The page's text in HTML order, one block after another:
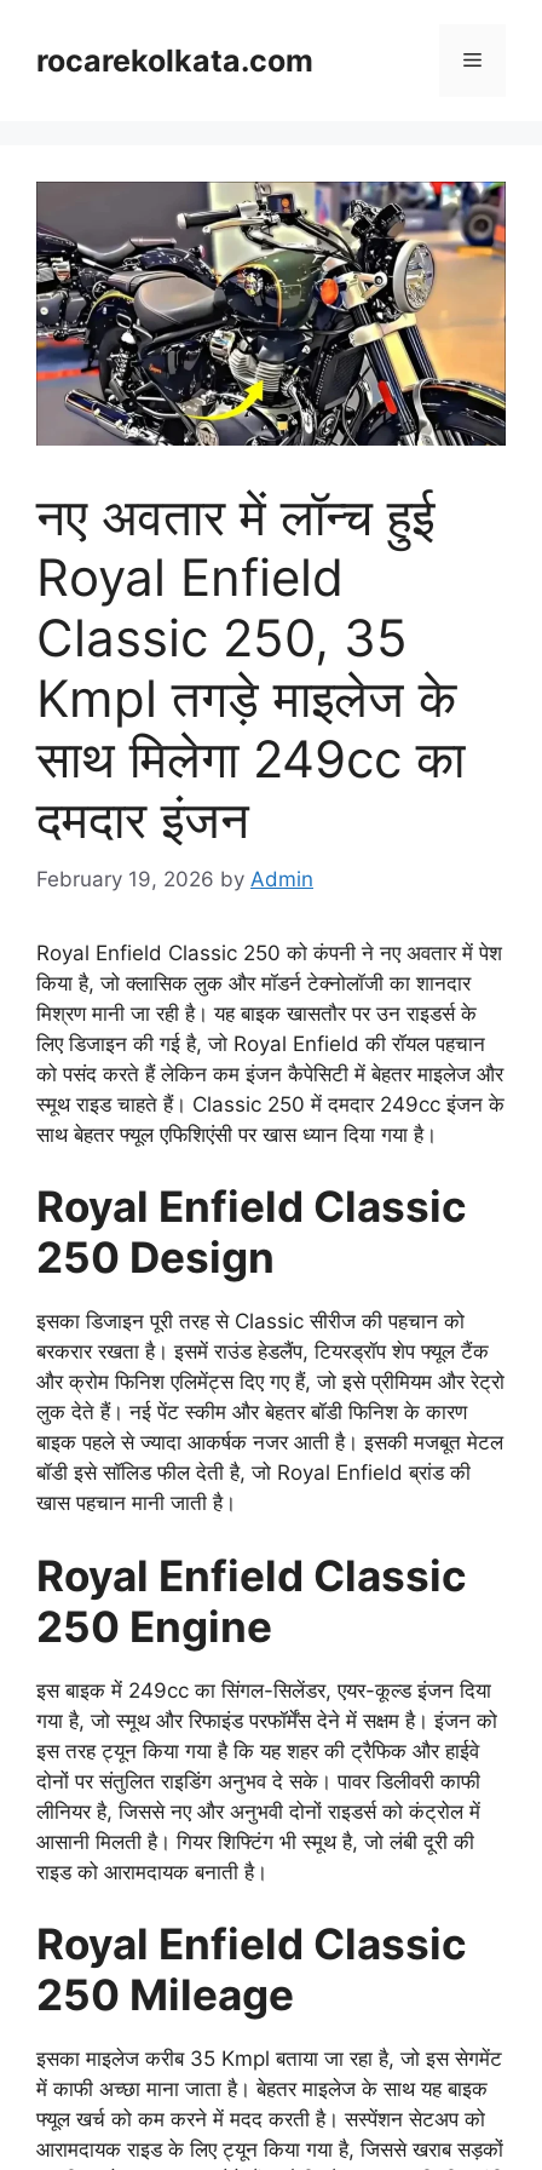
contentrocarekolkata.com Menu
नए अवतार में लॉन्च हुई
Royal Enfield
Classic 250, 35
Kmpl तगड़े माइलेज के
साथ मिलेगा 249cc का
दमदार इंजन
February 19, 2026 by Admin
Royal Enfield Classic 250 को कंपनी ने नए अवतार में पेश
किया है, जो क्लासिक लुक और मॉडर्न टेक्नोलॉजी का शानदार
मिश्रण मानी जा रही है। यह बाइक खासतौर पर उन राइडर्स के
लिए डिजाइन की गई है, जो Royal Enfield की रॉयल पहचान
को पसंद करते हैं लेकिन कम इंजन कैपेसिटी में बेहतर माइलेज और
स्मूथ राइड चाहते हैं। Classic 250 में दमदार 249cc इंजन के
साथ बेहतर फ्यूल एफिशिएंसी पर खास ध्यान दिया गया है।
Royal Enfield Classic
250 Design
इसका डिजाइन पूरी तरह से Classic सीरीज की पहचान को
बरकरार रखता है। इसमें राउंड हेडलैंप, टियरड्रॉप शेप फ्यूल टैंक
और क्रोम फिनिश एलिमेंट्स दिए गए हैं, जो इसे प्रीमियम और रेट्रो
लुक देते हैं। नई पेंट स्कीम और बेहतर बॉडी फिनिश के कारण
बाइक पहले से ज्यादा आकर्षक नजर आती है। इसकी मजबूत मेटल
बॉडी इसे सॉलिड फील देती है, जो Royal Enfield ब्रांड की
खास पहचान मानी जाती है।
Royal Enfield Classic
250 Engine
इस बाइक में 249cc का सिंगल-सिलेंडर, एयर-कूल्ड इंजन दिया
गया है, जो स्मूथ और रिफाइंड परफॉर्मेंस देने में सक्षम है। इंजन को
इस तरह ट्यून किया गया है कि यह शहर की ट्रैफिक और हाईवे
दोनों पर संतुलित राइडिंग अनुभव दे सके। पावर डिलीवरी काफी
लीनियर है, जिससे नए और अनुभवी दोनों राइडर्स को कंट्रोल में
आसानी मिलती है। गियर शिफ्टिंग भी स्मूथ है, जो लंबी दूरी की
राइड को आरामदायक बनाती है।
Royal Enfield Classic
250 Mileage
इसका माइलेज करीब 35 Kmpl बताया जा रहा है, जो इस सेगमेंट
में काफी अच्छा माना जाता है। बेहतर माइलेज के साथ यह बाइक
फ्यूल खर्च को कम करने में मदद करती है। सस्पेंशन सेटअप को
आरामदायक राइड के लिए ट्यून किया गया है, जिससे खराब सड़कों